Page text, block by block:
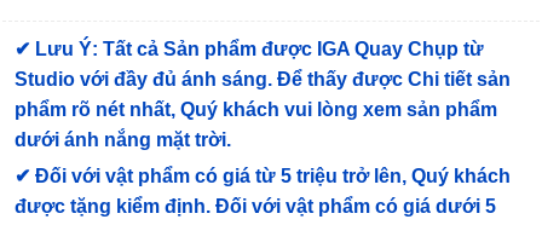
✔ Lưu Ý: Tất cả Sản phẩm được IGA Quay Chụp từ
Studio với đầy đủ ánh sáng. Để thấy được Chi tiết sản
phẩm rõ nét nhất, Quý khách vui lòng xem sản phẩm
dưới ánh nắng mặt trời.
✔ Đối với vật phẩm có giá từ 5 triệu trở lên, Quý khách
được tặng kiểm định. Đối với vật phẩm có giá dưới 5